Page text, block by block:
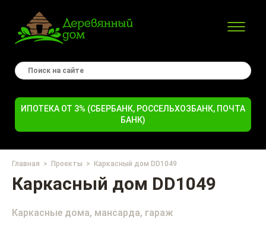
ИПОТЕКА ОТ 3% (СБЕРБАНК, РОССЕЛЬХОЗБАНК, ПОЧТА
БАНК)
Главная Проекты Каркасный дом DD1049
Каркасный дом DD1049
Каркасные дома, мансарда, гараж